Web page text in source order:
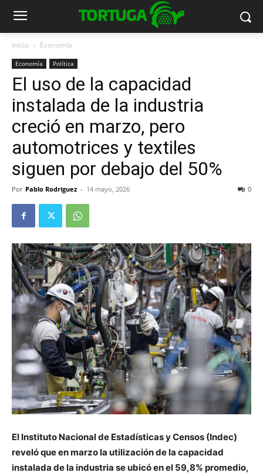
Inicio Economía
Economía Política
El uso de la capacidad
instalada de la industria
creció en marzo, pero
automotrices y textiles
siguen por debajo del 50%
Por Pablo Rodriguez - 14 mayo, 2026 0
El Instituto Nacional de Estadísticas y Censos (Indec)
reveló que en marzo la utilización de la capacidad
instalada de la industria se ubicó en el 59,8% promedio,